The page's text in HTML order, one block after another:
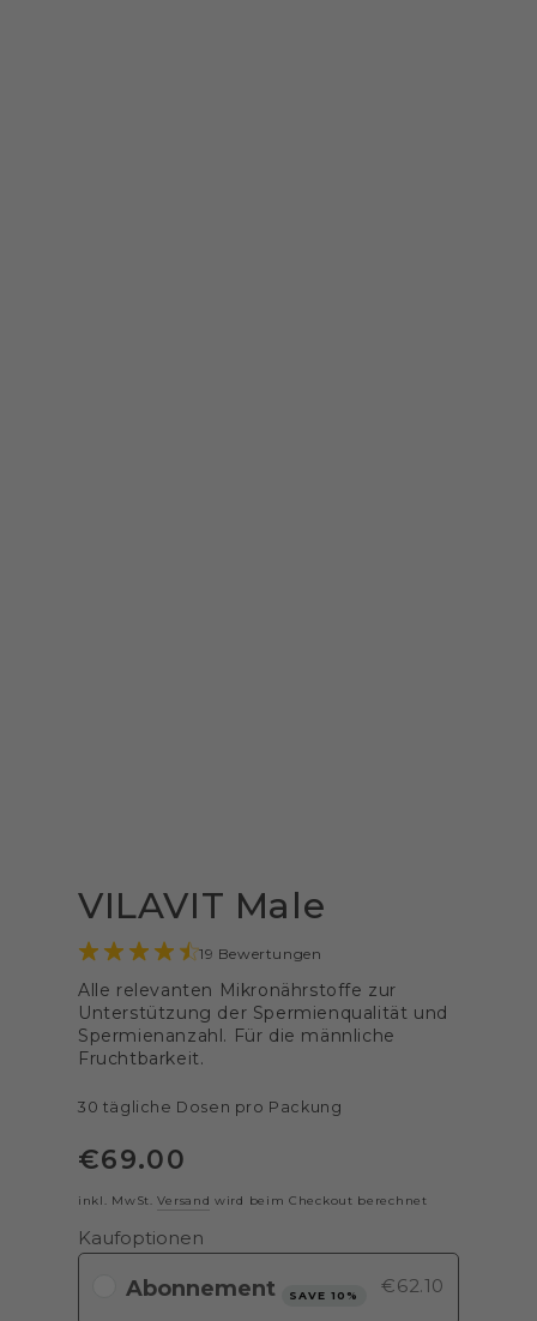
VILAVIT Male
19 Bewertungen
Alle relevanten Mikronährstoffe zur
Unterstützung der Spermienqualität und
Spermienanzahl. Für die männliche
Fruchtbarkeit.
30 tägliche Dosen pro Packung
Regulärer
Preis
€69.00
inkl. MwSt.Versand wird beim Checkout berechnet
Kaufoptionen
SAVE 10% €62.10